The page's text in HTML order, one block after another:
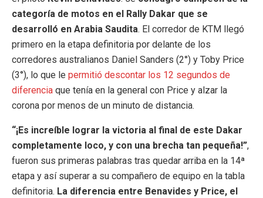
categoría de motos en el Rally Dakar que se
desarrolló en Arabia Saudita. El corredor de KTM llegó
primero en la etapa definitoria por delante de los
corredores australianos Daniel Sanders (2°) y Toby Price
(3°), lo que le permitió descontar los 12 segundos de
diferencia que tenía en la general con Price y alzar la
corona por menos de un minuto de distancia.
“¡Es increíble lograr la victoria al final de este Dakar
completamente loco, y con una brecha tan pequeña!”,
fueron sus primeras palabras tras quedar arriba en la 14ª
etapa y así superar a su compañero de equipo en la tabla
definitoria. La diferencia entre Benavides y Price, el